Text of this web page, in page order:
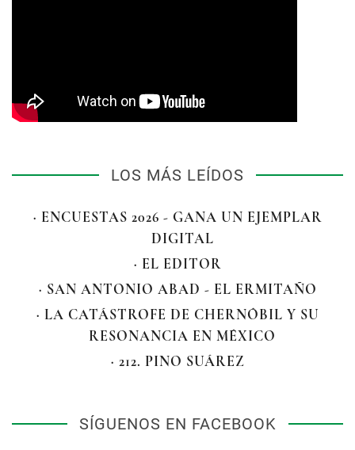
LOS MÁS LEÍDOS
· ENCUESTAS 2026 - GANA UN EJEMPLAR
DIGITAL
· EL EDITOR
· SAN ANTONIO ABAD - EL ERMITAÑO
· LA CATÁSTROFE DE CHERNÓBIL Y SU
RESONANCIA EN MÉXICO
· 212. PINO SUÁREZ
SÍGUENOS EN FACEBOOK